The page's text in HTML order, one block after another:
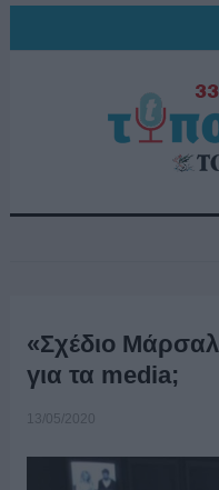
«Σχέδιο
για τα media;
13/05/2020